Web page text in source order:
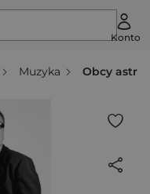
Konto
Muzyka Obcy